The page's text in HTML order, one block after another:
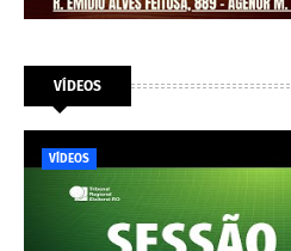
VÍDEOS
VÍDEOS